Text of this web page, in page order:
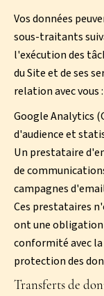
Vos données
sous-traitants
l'exécution des
du Site et de ses
relation avec vous :
Google Analytics
d'audience et
Un prestataire
de
campagnes
Ces prestataires
ont une
conformité avec
protection des
Transferts de